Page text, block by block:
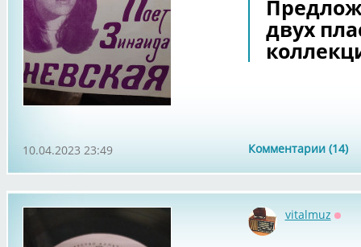
двух
Комментарии (14)
10.04.2023 23:49
vitalmuz